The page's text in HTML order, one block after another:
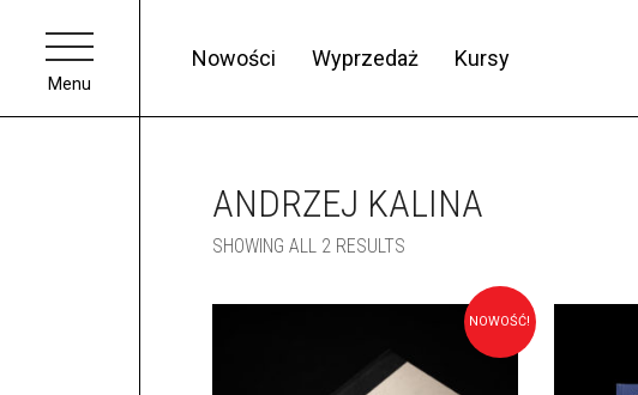
Nowości Wyprzedaż Kursy
Menu
ANDRZEJ KALINA
SHOWING ALL 2 RESULTS
NOWOŚĆ!